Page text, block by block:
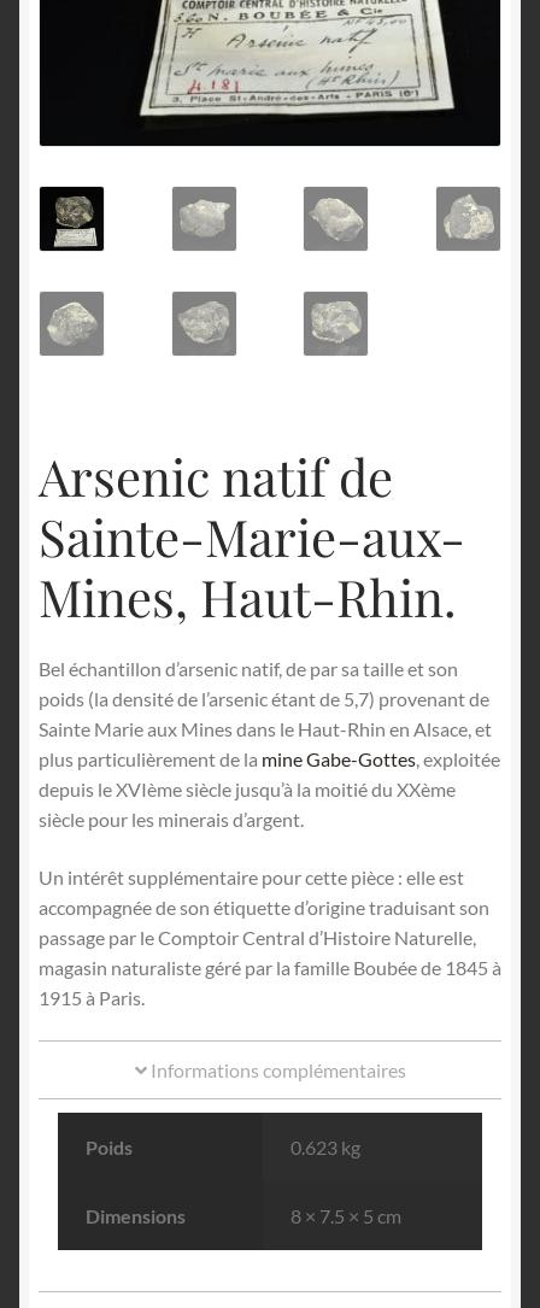
Arsenic natif de
Sainte-Marie-aux-
Mines, Haut-Rhin.
Bel échantillon d’arsenic natif, de par sa taille et son
poids (la densité de l’arsenic étant de 5,7) provenant de
Sainte Marie aux Mines dans le Haut-Rhin en Alsace, et
plus particulièrement de la mine Gabe-Gottes, exploitée
depuis le XVIème siècle jusqu’à la moitié du XXème
siècle pour les minerais d’argent.
Un intérêt supplémentaire pour cette pièce : elle est
accompagnée de son étiquette d’origine traduisant son
passage par le Comptoir Central d’Histoire Naturelle,
magasin naturaliste géré par la famille Boubée de 1845 à
1915 à Paris.
Informations complémentaires
Poids 0.623 kg
Dimensions 8 × 7.5 × 5 cm